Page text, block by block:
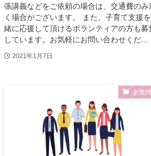
張講義などをご依頼の場合は、交通費のみ
く場合がございます。 また、子育て支援
緒に応援して頂けるボランティアの方も募
しています。お気軽にお問い合わせくだ...
2021年1月7日
企業